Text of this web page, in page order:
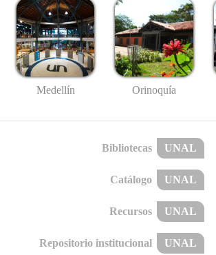
Medellín Orinoquía
Bibliotecas UNAL
Catálogo UNAL
Recursos UNAL
Repositorio institucional UNAL